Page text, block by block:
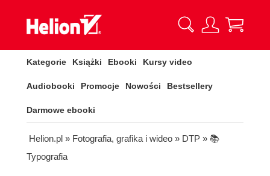
Kategorie Książki Ebooki Kursy video
Audiobooki Promocje Nowości Bestsellery
Darmowe ebooki
Helion.pl » Fotografia, grafika i wideo » DTP » 📚
Typografia